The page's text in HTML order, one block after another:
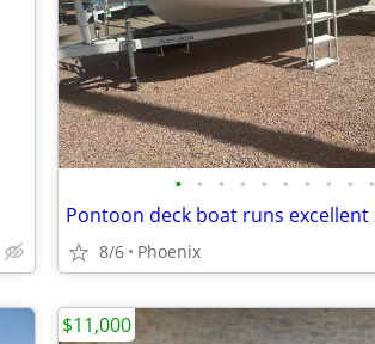
• • • • • • • • • •
8/6 Phoenix
$11,000